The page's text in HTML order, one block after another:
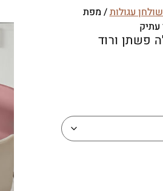
עגולות/ מפת
עתיק
פשתן ורוד